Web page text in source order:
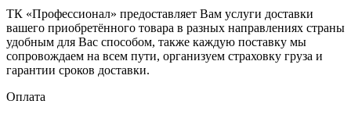
ТК «Профессионал» предоставляет Вам услуги доставки
вашего приобретённого товара в разных направлениях страны
удобным для Вас способом, также каждую поставку мы
сопровождаем на всем пути, организуем страховку груза и
гарантии сроков доставки.
Оплата